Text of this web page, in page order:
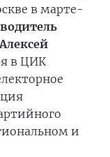
в марте-
в ЦИК
и